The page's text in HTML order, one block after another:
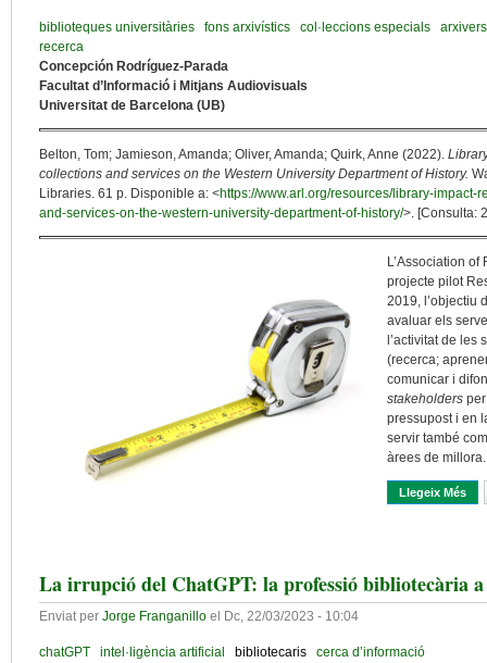
biblioteques universitàries fons arxivístics col·leccions especials
arxivers
recerca
Concepción Rodríguez-Parada
Facultat d’Informació i Mitjans Audiovisuals
Universitat de Barcelona (UB)
Belton, Tom; Jamieson, Amanda; Oliver, Amanda; Quirk, Anne (2022).
collections and services on the Western University Department of History.
Libraries. 61 p. Disponible a: <https://www.arl.org/resources/library-
and-services-on-the-western-university-department-of-history/>. [Consulta:
L’Association
projecte pilot
2019, l’objectiu
avaluar els
l’activitat de les
(recerca;
comunicar i
stakeholders
pressupost i en
servir també
àrees de
Llegeix Més
La irrupció del ChatGPT: la professió bibliotecària
Enviat per Jorge Franganillo el Dc, 22/03/2023 - 10:04
chatGPT intel·ligència artificial bibliotecaris
cerca d’informació